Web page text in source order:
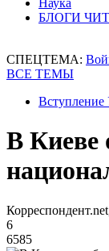
Наука
БЛОГИ
СПЕЦТЕМА:
ВСЕ ТЕМЫ
В Киеве
6
6585